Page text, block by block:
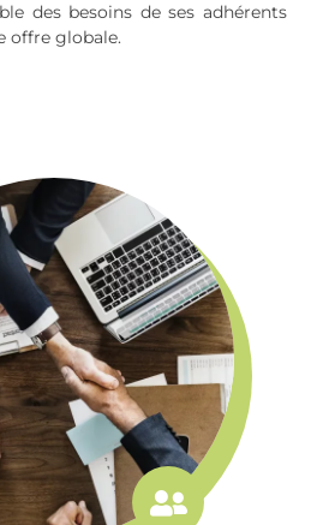
des besoins de ses adhérents
offre globale.